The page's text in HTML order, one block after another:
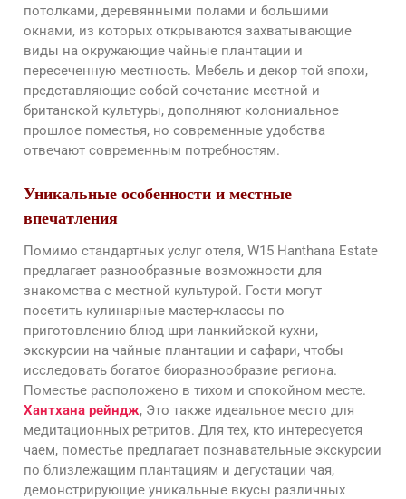
потолками, деревянными полами и большими
окнами, из которых открываются захватывающие
виды на окружающие чайные плантации и
пересеченную местность. Мебель и декор той эпохи,
представляющие собой сочетание местной и
британской культуры, дополняют колониальное
прошлое поместья, но современные удобства
отвечают современным потребностям.
Уникальные особенности и местные
впечатления
Помимо стандартных услуг отеля, W15 Hanthana Estate
предлагает разнообразные возможности для
знакомства с местной культурой. Гости могут
посетить кулинарные мастер-классы по
приготовлению блюд шри-ланкийской кухни,
экскурсии на чайные плантации и сафари, чтобы
исследовать богатое биоразнообразие региона.
Поместье расположено в тихом и спокойном месте.
Хантхана рейндж, Это также идеальное место для
медитационных ретритов. Для тех, кто интересуется
чаем, поместье предлагает познавательные экскурсии
по близлежащим плантациям и дегустации чая,
демонстрирующие уникальные вкусы различных